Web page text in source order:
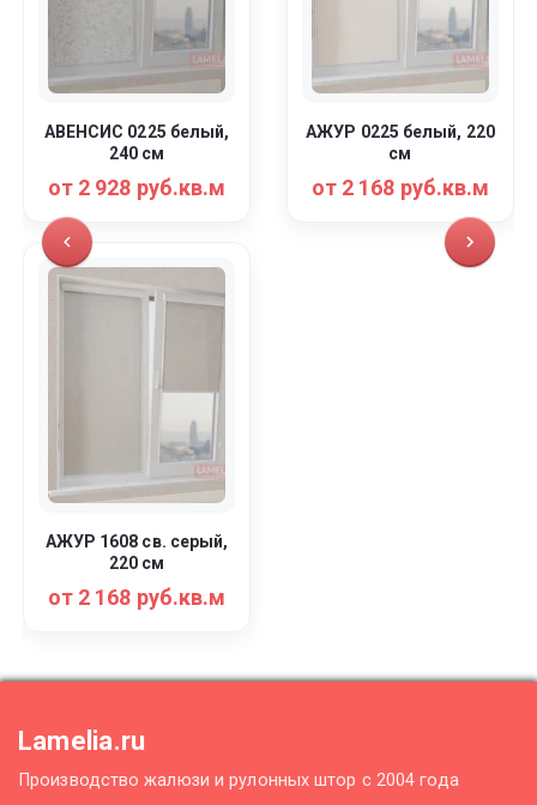
АВЕНСИС 0225 белый,
240 см
от 2 928 руб.кв.м
АЖУР 0225 белый, 220
см
от 2 168 руб.кв.м
АЖУР 1608 св. серый,
220 см
от 2 168 руб.кв.м
Lamelia.ru
Производство жалюзи и рулонных штор с 2004 года